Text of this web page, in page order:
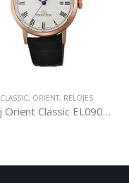
RELOJES
Reloj Orient Classic EL09001W
RELOJES